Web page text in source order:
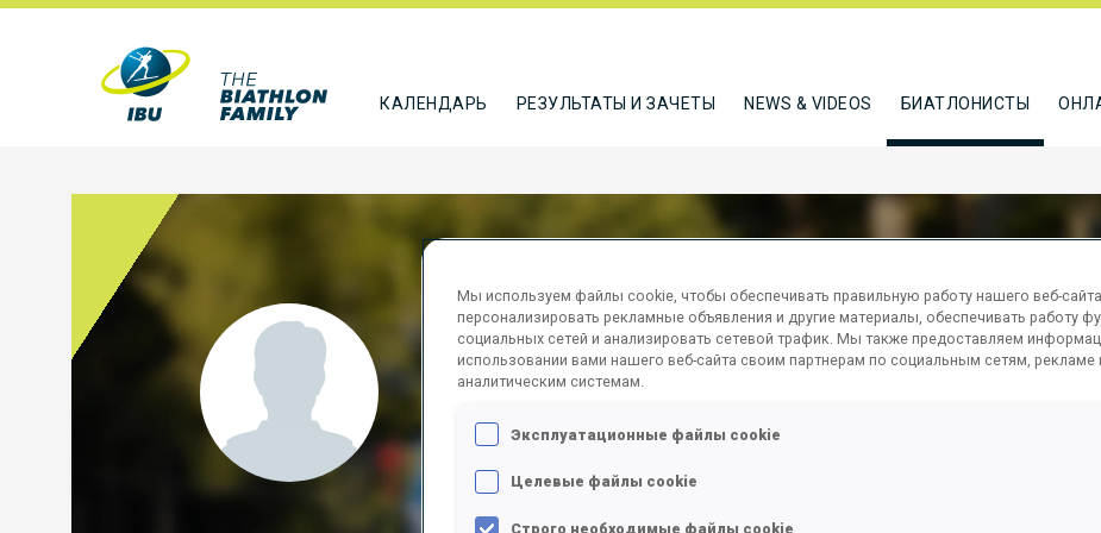
КАЛЕНДАРЬ РЕЗУЛЬТАТЫ И ЗАЧЕТЫ NEWS & VIDEOS БИАТЛОНИСТЫ
NIELSEN ELI
ПОДПИСАТЬСЯ
Мы используем файлы cookie, чтобы обеспечивать правильную работу нашего веб-
персонализировать рекламные объявления и другие материалы, обеспечивать работу
социальных сетей и анализировать сетевой трафик. Мы также предоставляем
использовании вами нашего веб-сайта своим партнерам по социальным сетям, рекламе
аналитическим системам.
Эксплуатационные файлы cookie
Целевые файлы cookie
Строго необходимые файлы cookie